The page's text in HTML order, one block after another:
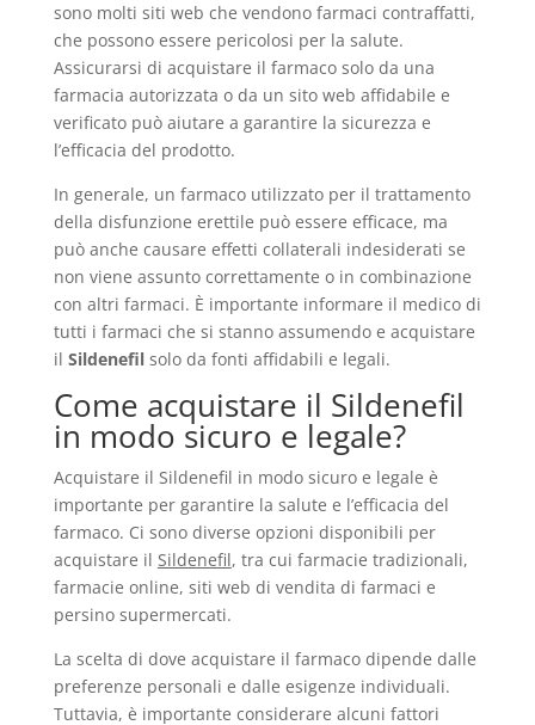
sono molti siti web che vendono farmaci contraffatti,
che possono essere pericolosi per la salute.
Assicurarsi di acquistare il farmaco solo da una
farmacia autorizzata o da un sito web affidabile e
verificato può aiutare a garantire la sicurezza e
l’efficacia del prodotto.
In generale, un farmaco utilizzato per il trattamento
della disfunzione erettile può essere efficace, ma
può anche causare effetti collaterali indesiderati se
non viene assunto correttamente o in combinazione
con altri farmaci. È importante informare il medico di
tutti i farmaci che si stanno assumendo e acquistare
il Sildenefilsolo da fonti affidabili e legali.
Come acquistare il Sildenefil
in modo sicuro e legale?
Acquistare il Sildenefil in modo sicuro e legale è
importante per garantire la salute e l’efficacia del
farmaco. Ci sono diverse opzioni disponibili per
acquistare il Sildenefil, tra cui farmacie tradizionali,
farmacie online, siti web di vendita di farmaci e
persino supermercati.
La scelta di dove acquistare il farmaco dipende dalle
preferenze personali e dalle esigenze individuali.
Tuttavia, è importante considerare alcuni fattori